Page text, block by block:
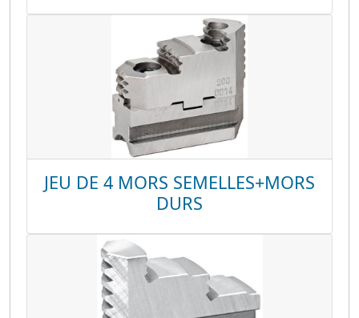
JEU DE 4 MORS SEMELLES+MORS
DURS